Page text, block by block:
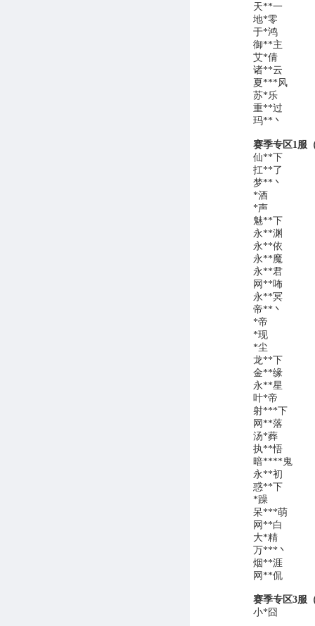
天**一
地*零
于*鸿
御**主
艾*倩
诸**云
夏***风
苏*乐
重**过
玛**丶
赛季专区1服
仙**下
扛**了
梦**丶
*酒
*声
魅**下
永**渊
永**依
永**魔
永**君
网**咘
永**冥
帝**丶
*帝
*现
*尘
龙**下
金**缘
永**星
叶*帝
射***下
网**落
汤*葬
执**悟
暗****鬼
永**初
惑**下
*躁
呆***萌
网**白
大*精
万***丶
烟**涯
网**侃
赛季专区3服
小*囧